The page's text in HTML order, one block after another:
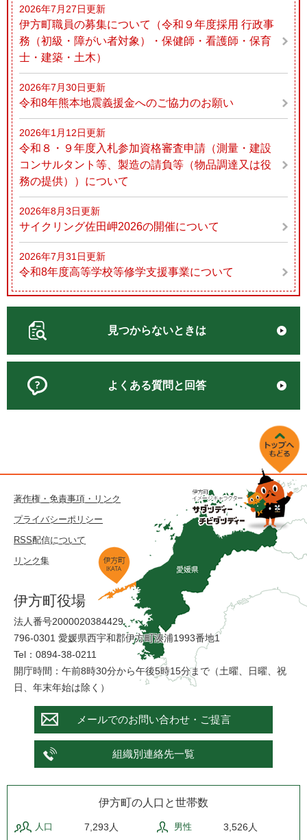
2026年7月27日更新
伊方町職員の募集について（令和９年度採用 行政事
務（初級・障がい者対象）・保健師・看護師・保育
士・建築・土木）
2026年7月30日更新
令和8年熊本地震義援金へのご協力のお願い
2026年1月12日更新
令和８・９年度入札参加資格審査申請（測量・建設
コンサルタント等、製造の請負等（物品調達又は役
務の提供））について
2026年8月3日更新
サイクリング佐田岬2026の開催について
2026年7月31日更新
令和8年度高等学校等修学支援事業について
見つからないときは
よくある質問と回答
著作権・免責事項・リンク
プライバシーポリシー
RSS配信について
リンク集
伊方町役場
法人番号2000020384429
796-0301 愛媛県西宇和郡伊方町湊浦1993番地1
Tel：0894-38-0211
開庁時間：午前8時30分から午後5時15分まで（土曜、日曜、祝
日、年末年始は除く）
メールでのお問い合わせ・ご提言
組織別連絡先一覧
伊方町の人口と世帯数
人口 7,293人 男性 3,526人